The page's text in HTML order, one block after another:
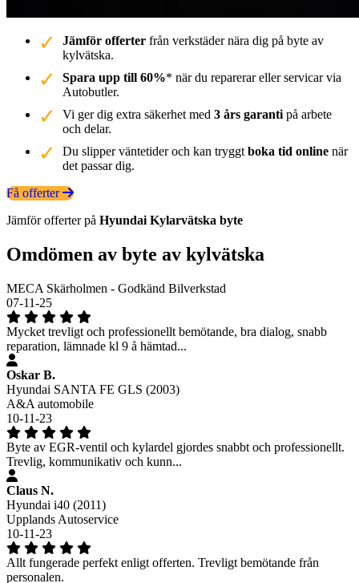
Jämför offerter från verkstäder nära dig på byte av
kylvätska.
Spara upp till 60%* när du reparerar eller servicar via
Autobutler.
Vi ger dig extra säkerhet med 3 års garanti på arbete
och delar.
Du slipper väntetider och kan tryggt boka tid online när
det passar dig.
Få offerter
Jämför offerter på Hyundai Kylarvätska byte
Omdömen av byte av kylvätska
MECA Skärholmen - Godkänd Bilverkstad
07-11-25
Mycket trevligt och professionellt bemötande, bra dialog, snabb
reparation, lämnade kl 9 å hämtad...
Oskar B.
Hyundai SANTA FE GLS (2003)
A&A automobile
10-11-23
Byte av EGR-ventil och kylardel gjordes snabbt och professionellt.
Trevlig, kommunikativ och kunn...
Claus N.
Hyundai i40 (2011)
Upplands Autoservice
10-11-23
Allt fungerade perfekt enligt offerten. Trevligt bemötande från
personalen.